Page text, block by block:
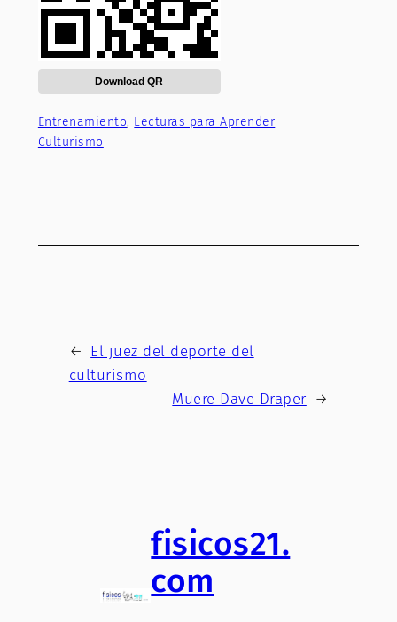
Download QR
Entrenamiento, Lecturas para Aprender
Culturismo
← El juez del deporte del
culturismo
Muere Dave Draper →
fisicos21.
com